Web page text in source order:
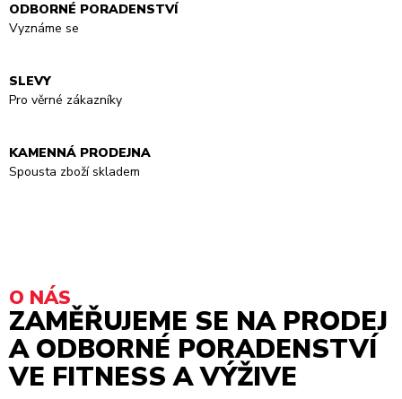
ODBORNÉ PORADENSTVÍ
Vyznáme se
SLEVY
Pro věrné zákazníky
KAMENNÁ PRODEJNA
Spousta zboží skladem
O NÁS
ZAMĚŘUJEME SE NA PRODEJ
A ODBORNÉ PORADENSTVÍ
VE FITNESS A VÝŽIVE